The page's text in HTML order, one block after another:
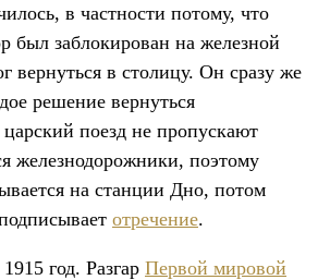
в частности потому, что
был заблокирован на железной
вернуться в столицу. Он сразу же
решение вернуться
поезд не пропускают
железнодорожники, поэтому
на станции Дно, потом
отречение.
год. Разгар Первой мировой